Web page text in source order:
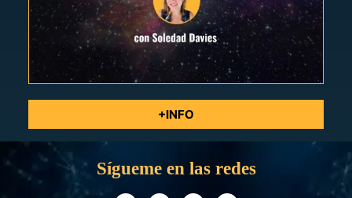
+INFO
Sígueme en las redes